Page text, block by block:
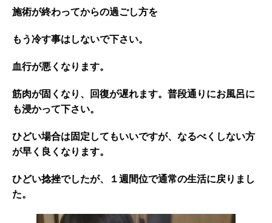
施術が終わってからの過ごし方を
もう冷す事はしないで下さい。
血行が悪くなります。
筋肉が固くなり、回復が遅れます。普段通りにお風呂に
も浸かって下さい。
ひどい場合は固定してもいいですが、なるべくしない方
が早く良くなります。
ひどい捻挫でしたが、１週間位で通常の生活に戻りまし
た。